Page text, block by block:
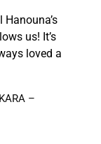
Hanouna’s
us! It’s
loved a
–